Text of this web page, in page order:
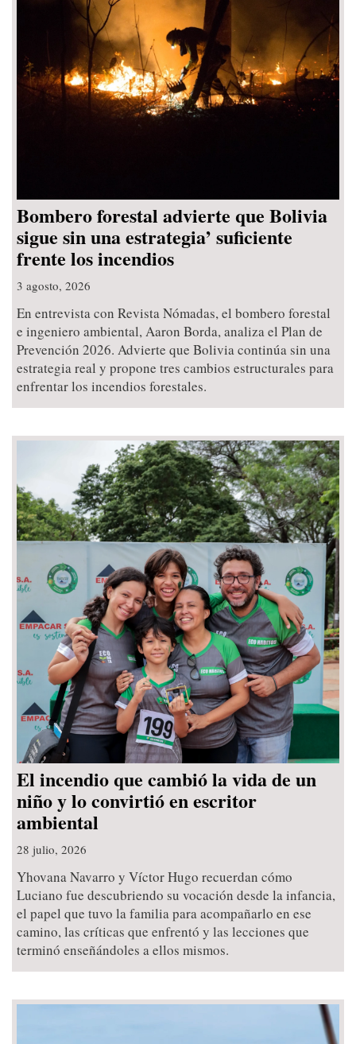
Bombero forestal advierte que Bolivia
sigue sin una estrategia’ suficiente
frente los incendios
3 agosto, 2026
En entrevista con Revista Nómadas, el bombero forestal
e ingeniero ambiental, Aaron Borda, analiza el Plan de
Prevención 2026. Advierte que Bolivia continúa sin una
estrategia real y propone tres cambios estructurales para
enfrentar los incendios forestales.
El incendio que cambió la vida de un
niño y lo convirtió en escritor
ambiental
28 julio, 2026
Yhovana Navarro y Víctor Hugo recuerdan cómo
Luciano fue descubriendo su vocación desde la infancia,
el papel que tuvo la familia para acompañarlo en ese
camino, las críticas que enfrentó y las lecciones que
terminó enseñándoles a ellos mismos.